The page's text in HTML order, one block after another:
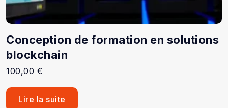
Conception de formation en solutions
blockchain
100,00 €
Lire la suite